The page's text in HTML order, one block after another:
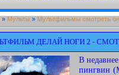
» Мульты » Мультфильмы смотреть
ДЕЛАЙ НОГИ 2 -
В
пингвин